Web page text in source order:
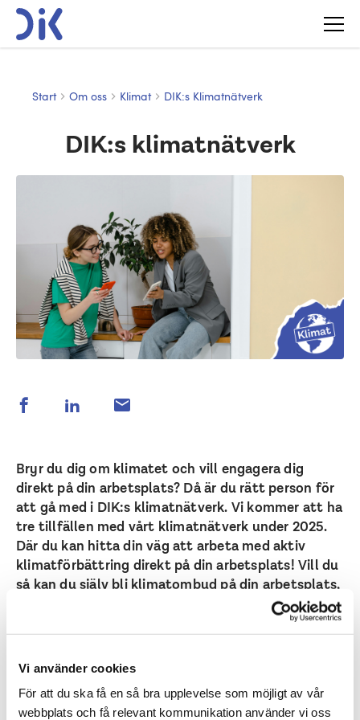
Vi använder cookies
För att du ska få en så bra upplevelse som möjligt av vår
webbplats och få relevant kommunikation använder vi oss
Start Om oss Klimat DIK:s Klimatnätverk
DIK:s klimatnätverk
Bryr du dig om klimatet och vill engagera dig
direkt på din arbetsplats? Då är du rätt person för
att gå med i DIK:s klimatnätverk. Vi kommer att ha
tre tillfällen med vårt klimatnätverk under 2025.
Där du kan hitta din väg att arbeta med aktiv
klimatförbättring direkt på din arbetsplats! Vill du
så kan du själv bli klimatombud på din arbetsplats,
med stöd från DIK centralt och från andra
Tre nätverksträffar kommer att ske under 2025, där
erfarenheter, skapa nya kontakter och lära sig av